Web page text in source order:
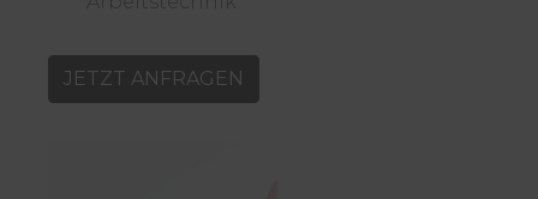
JETZT ANFRAGEN